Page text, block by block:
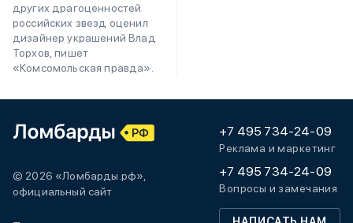
других драгоценностей
российских звезд оценил
дизайнер украшений Влад
Торхов, пишет
«Комсомольская правда».
© 2026 «Ломбарды.рф»,
официальный сайт
+7 495 734-24-09
Реклама и маркетинг
+7 495 734-24-09
Вопросы и замечания